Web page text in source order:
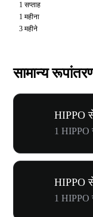
1 सप्ताह
1 महीना
3 महीने
सामान्य
HIPPO
1 HIPPO
HIPPO
1 HIPPO